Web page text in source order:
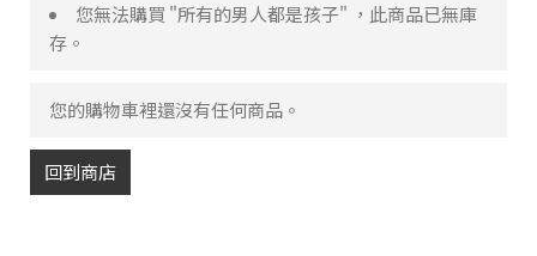
您無法購買 "所有的男人都是孩子" ，此商品已無庫
存。
您的購物車裡還沒有任何商品。
回到商店